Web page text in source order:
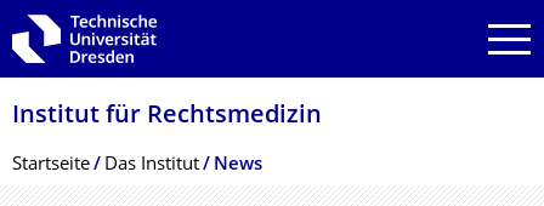
Zur Hauptnavigation springen
Zur Suche springen
Zum Inhalt springen
Institut für Rechtsmedizin
Breadcrumb-Menü
Startseite Das Institut News